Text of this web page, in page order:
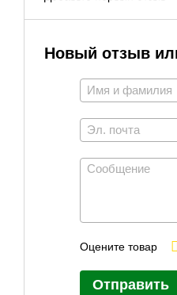
Новый отзыв
Оцените товар
Отправить